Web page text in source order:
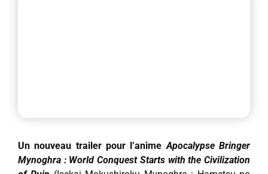
Un nouveau trailer pour l’animeApocalypse Bringer
Mynoghra : World Conquest Starts with the Civilization